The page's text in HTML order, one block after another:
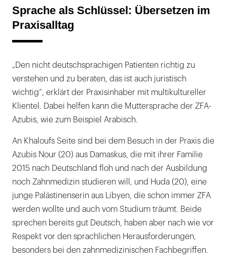
Sprache als Schlüssel: Übersetzen im
Praxisalltag
„Den nicht deutschsprachigen Patienten richtig zu
verstehen und zu beraten, das ist auch juristisch
wichtig“, erklärt der Praxisinhaber mit multikultureller
Klientel. Dabei helfen kann die Muttersprache der ZFA-
Azubis, wie zum Beispiel Arabisch.
An Khaloufs Seite sind bei dem Besuch in der Praxis die
Azubis Nour (20) aus Damaskus, die mit ihrer Familie
2015 nach Deutschland floh und nach der Ausbildung
noch Zahnmedizin studieren will, und Huda (20), eine
junge Palästinenserin aus Libyen, die schon immer ZFA
werden wollte und auch vom Studium träumt. Beide
sprechen bereits gut Deutsch, haben aber nach wie vor
Respekt vor den sprachlichen Herausforderungen,
besonders bei den zahnmedizinischen Fachbegriffen.